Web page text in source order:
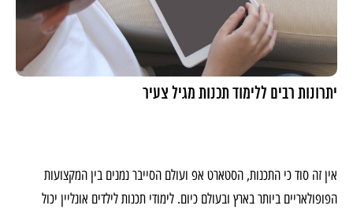
יתרונות רבים ללימוד תכנות מגיל צעיר
אין זה סוד כי התכנות, הסטארט אפ ועולם הסייבר נמנים בין המקצועות
הפופולאריים ביותר בארץ ובעולם כיום. לימודי תכנות לילדים אונליין יכול